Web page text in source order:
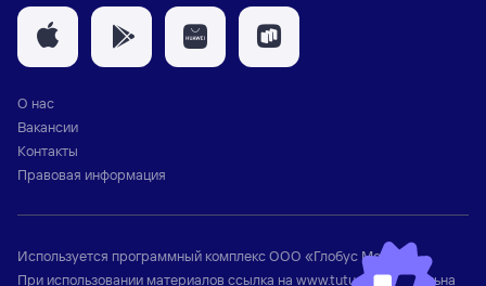
О нас
Вакансии
Контакты
Правовая информация
Используется программный комплексООО «Глобус Медиа»
При использовании материалов ссылка на www.tutu.ru обязательна